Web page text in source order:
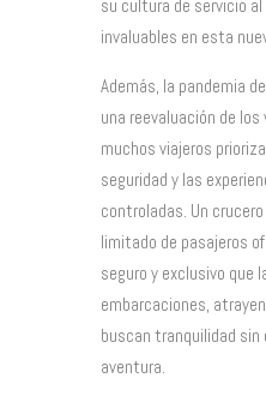
su cultura de servicio
invaluables en esta
Además, la pandemia
una reevaluación de los
muchos viajeros
seguridad y las
controladas. Un
limitado de pasajeros
seguro y exclusivo que
embarcaciones,
buscan tranquilidad sin
aventura.